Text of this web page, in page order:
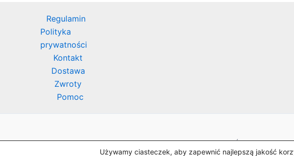
Regulamin
Polityka
prywatności
Kontakt
Dostawa
Zwroty
Pomoc
©Laboratorium Komputerowe AVALON sp. z o.o.; Świlcza 145C,
Używamy ciasteczek, aby zapewnić najlepszą jakość